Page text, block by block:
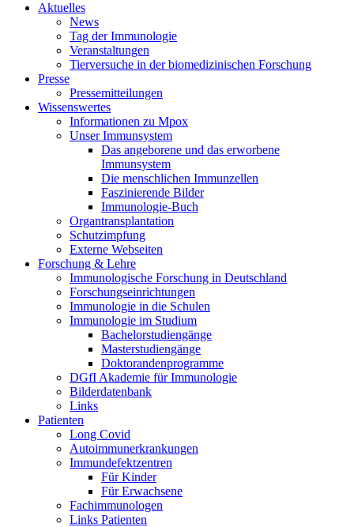
Aktuelles
News
Tag der Immunologie
Veranstaltungen
Tierversuche in der biomedizinischen Forschung
Presse
Pressemitteilungen
Wissenswertes
Informationen zu Mpox
Unser Immunsystem
Das angeborene und das erworbene
Immunsystem
Die menschlichen Immunzellen
Faszinierende Bilder
Immunologie-Buch
Organtransplantation
Schutzimpfung
Externe Webseiten
Forschung & Lehre
Immunologische Forschung in Deutschland
Forschungseinrichtungen
Immunologie in die Schulen
Immunologie im Studium
Bachelorstudiengänge
Masterstudiengänge
Doktorandenprogramme
DGfI Akademie für Immunologie
Bilderdatenbank
Links
Patienten
Long Covid
Autoimmunerkrankungen
Immundefektzentren
Für Kinder
Für Erwachsene
Fachimmunologen
Links Patienten